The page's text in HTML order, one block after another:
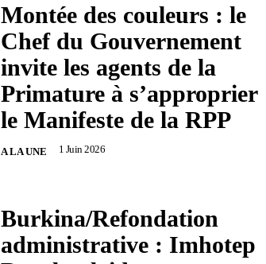
Montée des couleurs : le
Chef du Gouvernement
invite les agents de la
Primature à s’approprier
le Manifeste de la RPP
A LA UNE 1 Juin 2026
Burkina/Refondation
administrative : Imhotep